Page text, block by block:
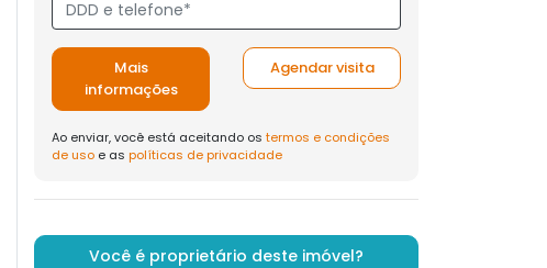
Mais
informações
Agendar visita
Ao enviar, você está aceitando os termos e condições
de uso e as políticas de privacidade
Você é proprietário deste imóvel?